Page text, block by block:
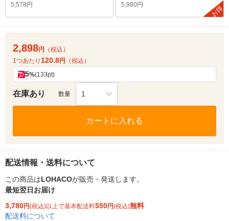
5,578円
5,980円
お得
2,898円
（税込）
1つあたり 120.8円 （税込）
5%(133pt)
在庫あり 数量 1
カートに入れる
配送情報・送料について
この商品はLOHACOが販売・発送します。
最短翌日お届け
3,780円(税込)以上で基本配送料550円(税込)無料
配送料について